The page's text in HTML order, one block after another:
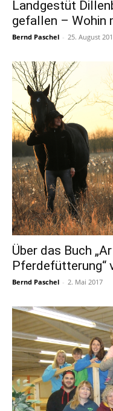
Landgestüt
gefallen – Wohin
Bernd Paschel - 25. August
Über das Buch
Pferdefütterung“
Bernd Paschel - 2. Mai 2017